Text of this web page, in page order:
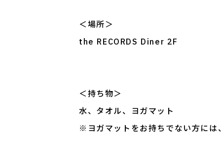
＜場所＞
the RECORDS Diner 2F
＜持ち物＞
水、タオル、ヨガマット
※ヨガマットをお持ちでない方には